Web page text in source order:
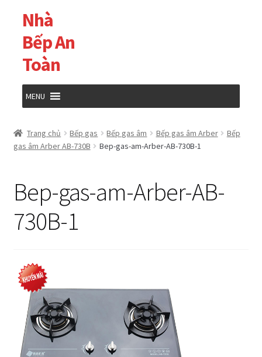
Đi
đến
Điều
hướng
Chuyển
đến
nội
dung
Nhà
Bếp An
Toàn
MENU
Giỏ hàng
Tài khoản của tôi
Trang Mẫu
Trang chủ Bếp gas Bếp gas âm Bếp gas âm Arber
Bếp
gas âm Arber AB-730B
Bep-gas-am-Arber-AB-730B-1
Bep-gas-am-Arber-AB-
730B-1